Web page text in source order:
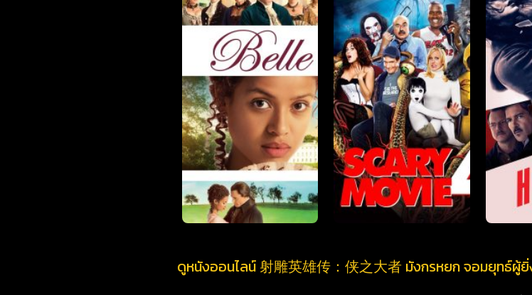
ดูหนังออนไลน์ 射雕英雄传：侠之大者 มังกรหยก จอมยุทธ์ผู้